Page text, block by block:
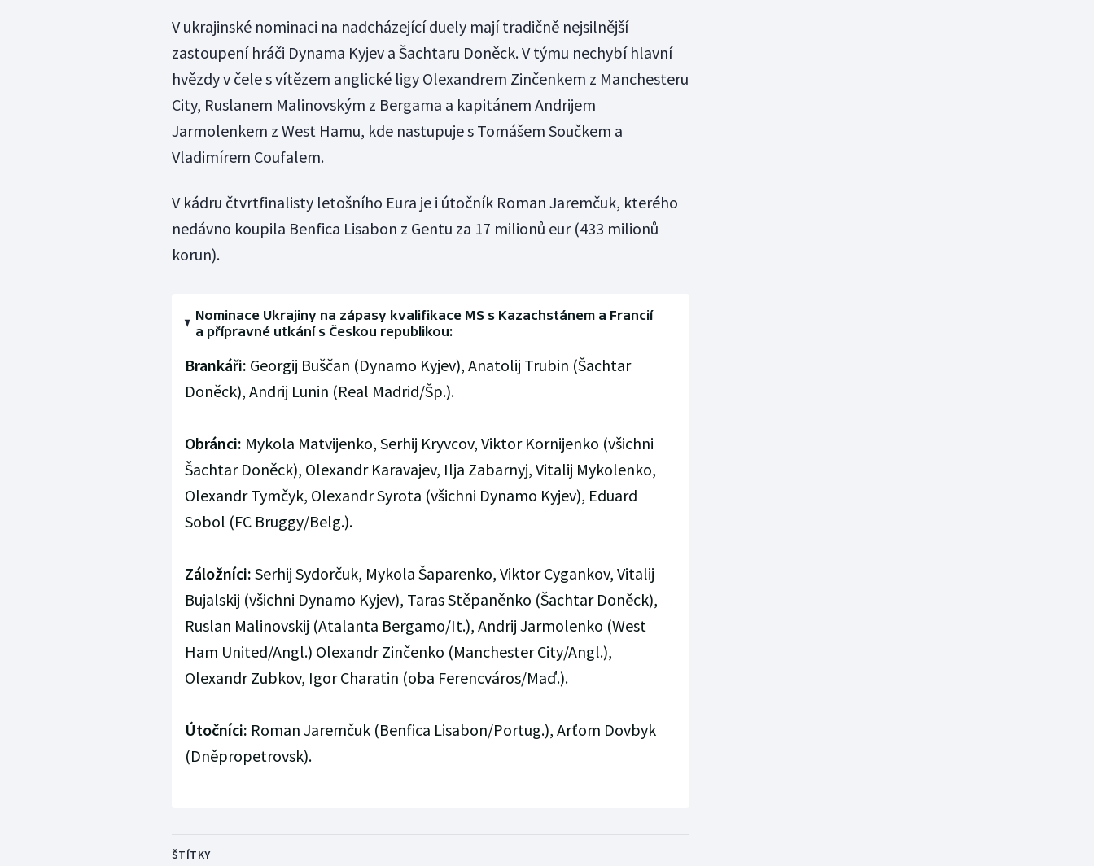
V ukrajinské nominaci na nadcházející duely mají tradičně nejsilnější
zastoupení hráči Dynama Kyjev a Šachtaru Doněck. V týmu nechybí hlavní
hvězdy v čele s vítězem anglické ligy Olexandrem Zinčenkem z Manchesteru
City, Ruslanem Malinovským z Bergama a kapitánem Andrijem
Jarmolenkem z West Hamu, kde nastupuje s Tomášem Součkem a
Vladimírem Coufalem.
V kádru čtvrtfinalisty letošního Eura je i útočník Roman Jaremčuk, kterého
nedávno koupila Benfica Lisabon z Gentu za 17 milionů eur (433 milionů
korun).
Nominace Ukrajiny na zápasy kvalifikace MS s Kazachstánem a Francií
a přípravné utkání s Českou republikou:
Brankáři: Georgij Buščan (Dynamo Kyjev), Anatolij Trubin (Šachtar
Doněck), Andrij Lunin (Real Madrid/Šp.).
Obránci: Mykola Matvijenko, Serhij Kryvcov, Viktor Kornijenko (všichni
Šachtar Doněck), Olexandr Karavajev, Ilja Zabarnyj, Vitalij Mykolenko,
Olexandr Tymčyk, Olexandr Syrota (všichni Dynamo Kyjev), Eduard
Sobol (FC Bruggy/Belg.).
Záložníci: Serhij Sydorčuk, Mykola Šaparenko, Viktor Cygankov, Vitalij
Bujalskij (všichni Dynamo Kyjev), Taras Stěpaněnko (Šachtar Doněck),
Ruslan Malinovskij (Atalanta Bergamo/It.), Andrij Jarmolenko (West
Ham United/Angl.) Olexandr Zinčenko (Manchester City/Angl.),
Olexandr Zubkov, Igor Charatin (oba Ferencváros/Maď.).
Útočníci: Roman Jaremčuk (Benfica Lisabon/Portug.), Arťom Dovbyk
(Dněpropetrovsk).
ŠTÍTKY